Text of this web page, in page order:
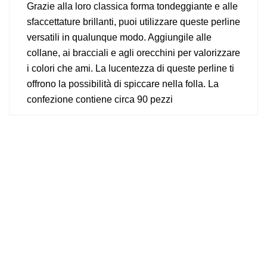
Grazie alla loro classica forma tondeggiante e alle
sfaccettature brillanti, puoi utilizzare queste perline
versatili in qualunque modo. Aggiungile alle
collane, ai bracciali e agli orecchini per valorizzare
i colori che ami. La lucentezza di queste perline ti
offrono la possibilità di spiccare nella folla. La
confezione contiene circa 90 pezzi